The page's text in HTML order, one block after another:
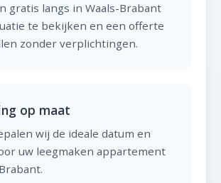
gratis langs in Waals-Brabant
te bekijken en een offerte
zonder verplichtingen.
op maat
wij de ideale datum en
uw leegmaken appartement